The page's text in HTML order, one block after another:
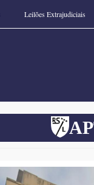
Leilões Extrajudiciais